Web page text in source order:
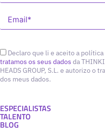
Declaro que li e aceito a política
tratamos os seus dados da
HEADS GROUP, S.L. e autorizo o
dos meus dados.
ESPECIALISTAS
TALENTO
BLOG